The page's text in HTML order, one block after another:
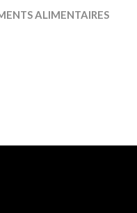
ALIMENTAIRES